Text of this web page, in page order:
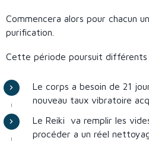
Commencera alors pour chacun
purification.
Cette période poursuit différents
Le corps a besoin de 21
nouveau taux vibratoire
Le Reiki va remplir les
procéder a un réel